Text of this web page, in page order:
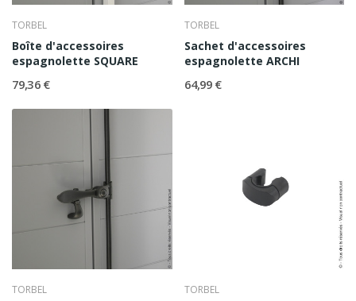
TORBEL
Boîte d'accessoires
espagnolette SQUARE
79,36 €
TORBEL
Sachet d'accessoires
espagnolette ARCHI
64,99 €
TORBEL TORBEL